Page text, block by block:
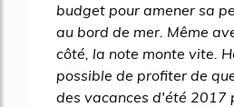
budget pour amener sa
au bord de mer. Même
côté, la note monte vite.
possible de profiter de
des vacances d'été 2017